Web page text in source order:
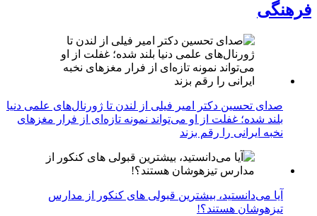
فرهنگی
صدای تحسین دکتر امیر فیلی از لندن تا ژورنال‌های علمی دنیا
بلند شده؛ غفلت از او می‌تواند نمونه تازه‌ای از فرار مغزهای
نخبه ایرانی را رقم بزند
آیا می‌دانستید، بیشترین قبولی های کنکور از مدارس
تیزهوشان هستند؟!